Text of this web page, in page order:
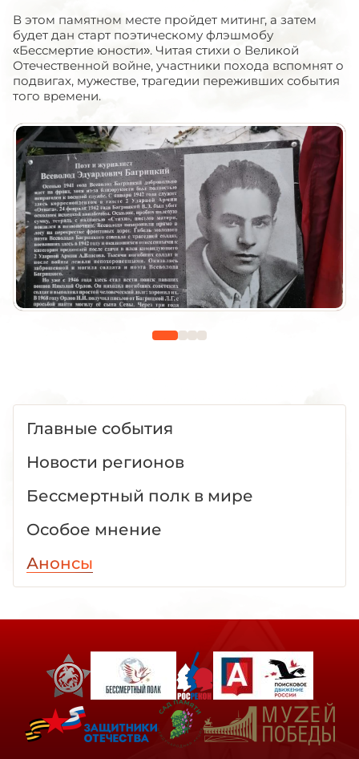
В этом памятном месте пройдет митинг, а затем
будет дан старт поэтическому флэшмобу
«Бессмертие юности». Читая стихи о Великой
Отечественной войне, участники похода вспомнят о
подвигах, мужестве, трагедии переживших события
того времени.
Главные события
Новости регионов
Бессмертный полк в мире
Особое мнение
Анонсы